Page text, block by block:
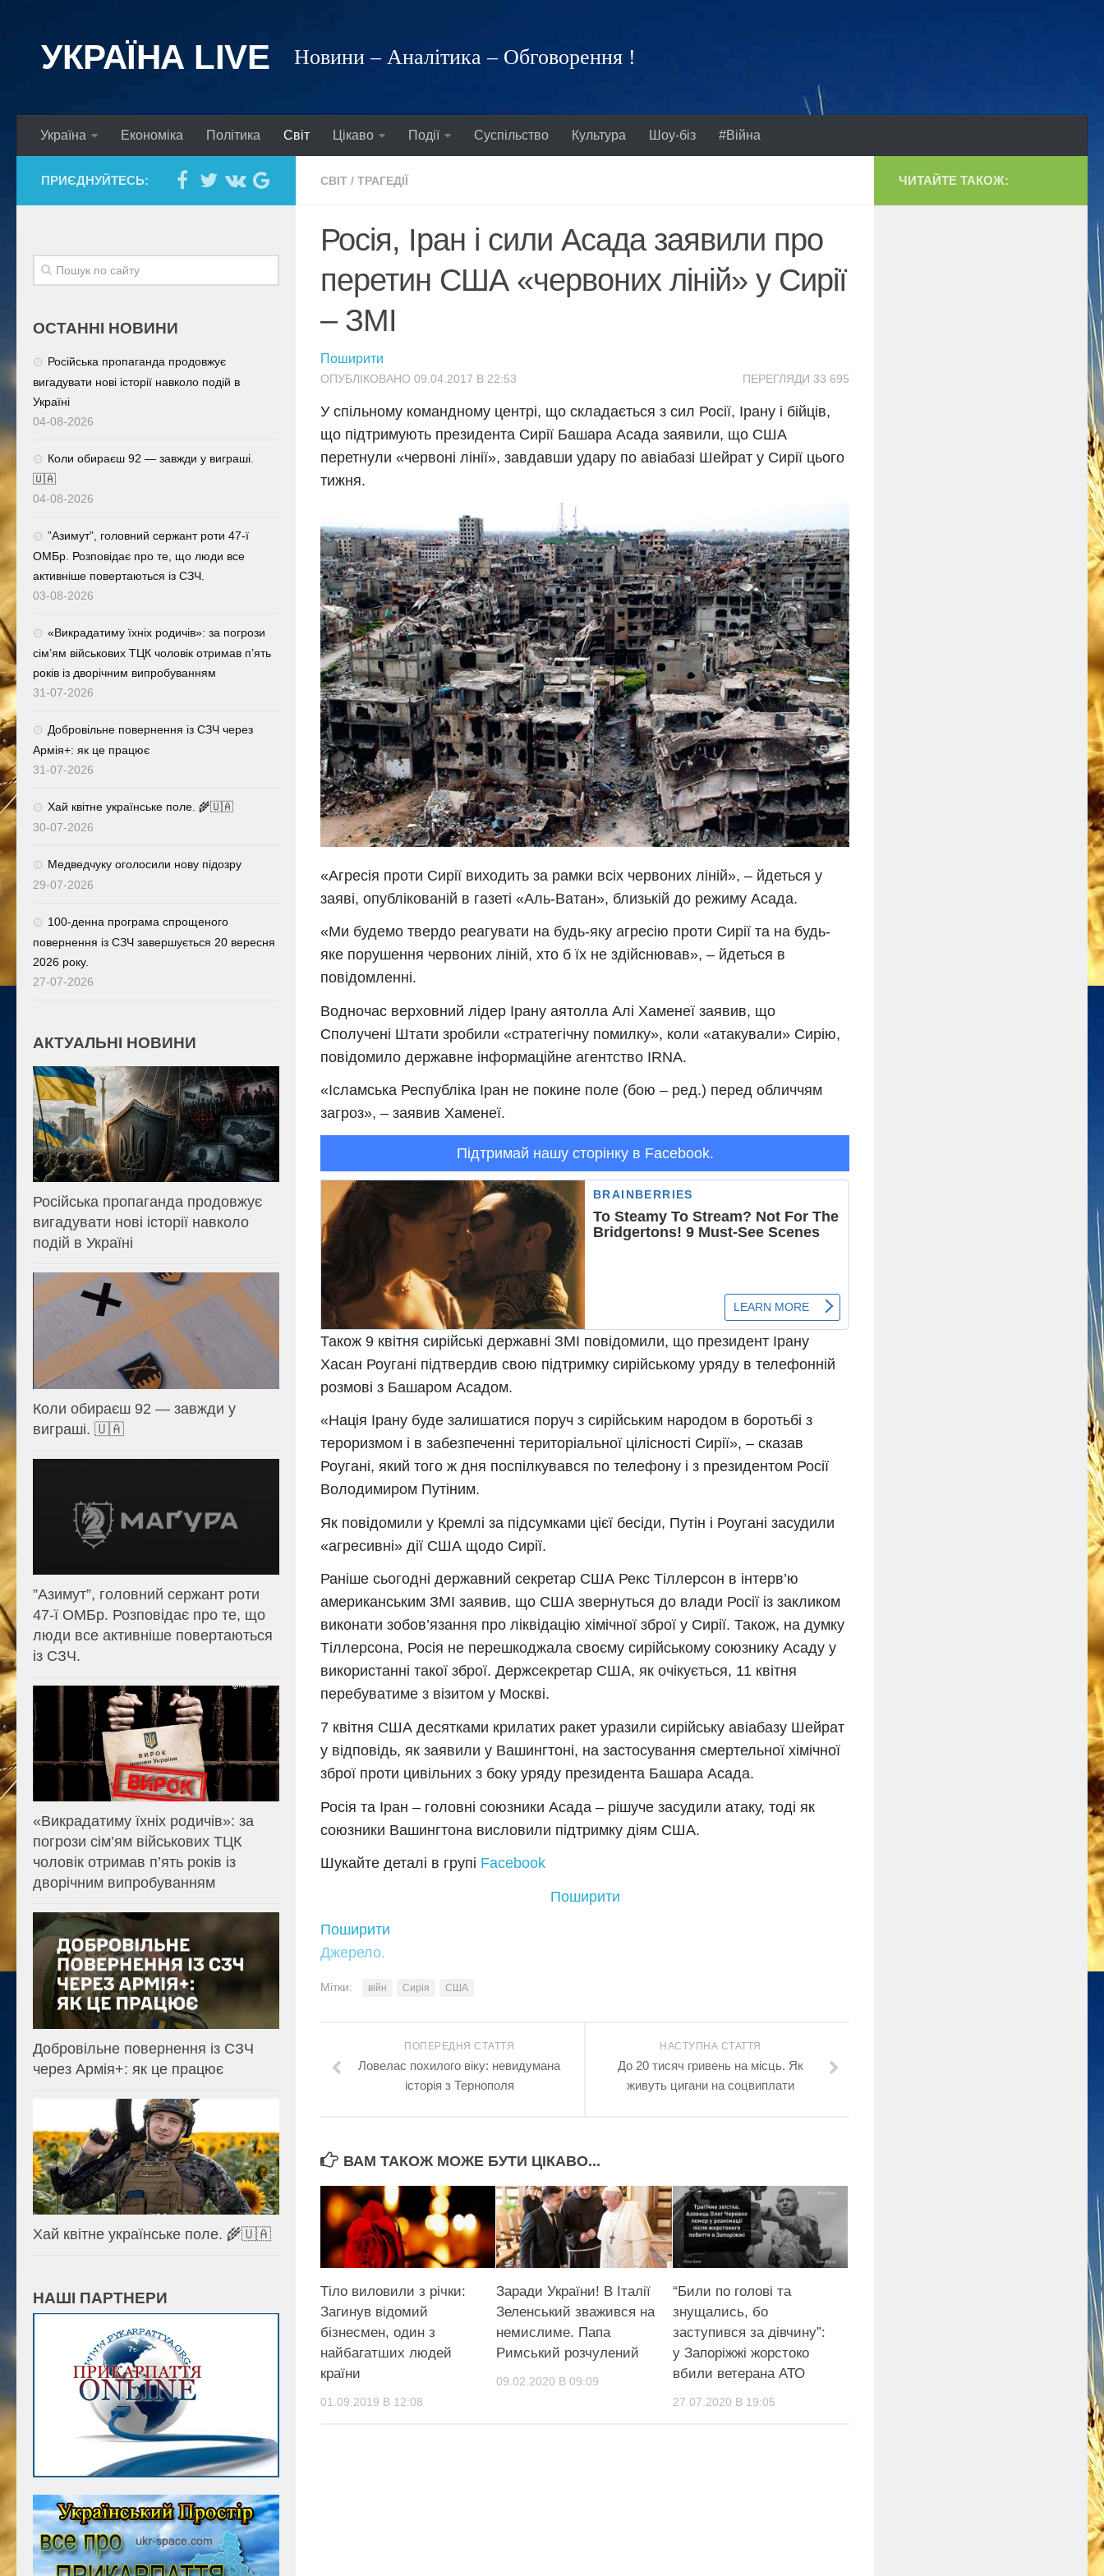
УКРАЇНА LIVE Новини – Аналітика – Обговорення !
Україна Економіка Політика Світ Цікаво Події Суспільство Культура Шоу-біз #Війна
СВІТ / ТРАГЕДІЇ
Росія, Іран і сили Асада заявили про
перетин США «червоних ліній» у Сирії
– ЗМІ
Поширити
ПЕРЕГЛЯДИ 33 695
ОПУБЛІКОВАНО 09.04.2017 В 22:53
У спільному командному центрі, що складається з сил Росії, Ірану і бійців,
що підтримують президента Сирії Башара Асада заявили, що США
перетнули «червоні лінії», завдавши удару по авіабазі Шейрат у Сирії цього
тижня.
«Агресія проти Сирії виходить за рамки всіх червоних ліній», – йдеться у
заяві, опублікованій в газеті «Аль-Ватан», близькій до режиму Асада.
«Ми будемо твердо реагувати на будь-яку агресію проти Сирії та на будь-
яке порушення червоних ліній, хто б їх не здійснював», – йдеться в
повідомленні.
Водночас верховний лідер Ірану аятолла Алі Хаменеї заявив, що
Сполучені Штати зробили «стратегічну помилку», коли «атакували» Сирію,
повідомило державне інформаційне агентство IRNA.
«Ісламська Республіка Іран не покине поле (бою – ред.) перед обличчям
загроз», – заявив Хаменеї.
Підтримай нашу сторінку в Facebook.
Також 9 квітня сирійські державні ЗМІ повідомили, що президент Ірану
Хасан Роугані підтвердив свою підтримку сирійському уряду в телефонній
розмові з Башаром Асадом.
«Нація Ірану буде залишатися поруч з сирійським народом в боротьбі з
тероризмом і в забезпеченні територіальної цілісності Сирії», – сказав
Роугані, який того ж дня поспілкувався по телефону і з президентом Росії
Володимиром Путіним.
Як повідомили у Кремлі за підсумками цієї бесіди, Путін і Роугані засудили
«агресивні» дії США щодо Сирії.
Раніше сьогодні державний секретар США Рекс Тіллерсон в інтерв’ю
американським ЗМІ заявив, що США звернуться до влади Росії із закликом
виконати зобов’язання про ліквідацію хімічної зброї у Сирії. Також, на думку
Тіллерсона, Росія не перешкоджала своєму сирійському союзнику Асаду у
використанні такої зброї. Держсекретар США, як очікується, 11 квітня
перебуватиме з візитом у Москві.
7 квітня США десятками крилатих ракет уразили сирійську авіабазу Шейрат
у відповідь, як заявили у Вашингтоні, на застосування смертельної хімічної
зброї проти цивільних з боку уряду президента Башара Асада.
Росія та Іран – головні союзники Асада – рішуче засудили атаку, тоді як
союзники Вашингтона висловили підтримку діям США.
Шукайте деталі в групі Facebook
Поширити
Поширити
Джерело.
Мітки: війн Сирія США
НАСТУПНА СТАТТЯ
До 20 тисяч гривень на місць. Як
живуть цигани на соцвиплати
ПОПЕРЕДНЯ СТАТТЯ
Ловелас похилого віку: невидумана
історія з Тернополя
ВАМ ТАКОЖ МОЖЕ БУТИ ЦІКАВО...
Тіло виловили з річки:
Загинув відомий
бізнесмен, один з
найбагатших людей
країни
01.09.2019 В 12:08
Заради України! В Італії
Зеленський зважився на
немислиме. Папа
Римський розчулений
09.02.2020 В 09:09
“Били по голові та
знущались, бо
заступився за дівчину”:
у Запоріжжі жорстоко
вбили ветерана АТО
27.07.2020 В 19:05
ПРИЄДНУЙТЕСЬ:
ОСТАННІ НОВИНИ
Російська пропаганда продовжує
вигадувати нові історії навколо подій в
Україні
04-08-2026
Коли обираєш 92 — завжди у виграші.
🇺🇦
04-08-2026
⁨”Азимут”, головний сержант роти 47-ї
ОМБр. Розповідає про те, що люди все
активніше повертаються із СЗЧ.
03-08-2026
«Викрадатиму їхніх родичів»: за погрози
сім’ям військових ТЦК чоловік отримав п’ять
років із дворічним випробуванням
31-07-2026
Добровільне повернення із СЗЧ через
Армія+: як це працює
31-07-2026
Хай квітне українське поле. 🌾🇺🇦
30-07-2026
Медведчуку оголосили нову підозру
29-07-2026
100-денна програма спрощеного
повернення із СЗЧ завершується 20 вересня
2026 року.
27-07-2026
АКТУАЛЬНІ НОВИНИ
Російська пропаганда продовжує
вигадувати нові історії навколо
подій в Україні
Коли обираєш 92 — завжди у
виграші. 🇺🇦
⁨”Азимут”, головний сержант роти
47-ї ОМБр. Розповідає про те, що
люди все активніше повертаються
із СЗЧ.
«Викрадатиму їхніх родичів»: за
погрози сім’ям військових ТЦК
чоловік отримав п’ять років із
дворічним випробуванням
Добровільне повернення із СЗЧ
через Армія+: як це працює
Хай квітне українське поле. 🌾🇺🇦
НАШІ ПАРТНЕРИ
ЧИТАЙТЕ ТАКОЖ: